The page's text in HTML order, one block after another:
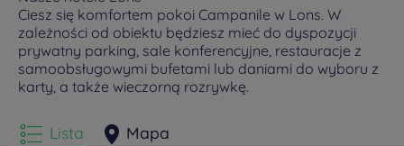
Ciesz się komfortem pokoi Campanile w Lons. W
zależności od obiektu będziesz mieć do dyspozycji
prywatny parking, sale konferencyjne, restauracje z
samoobsługowymi bufetami lub daniami do wyboru z
karty, a także wieczorną rozrywkę.
Lista Mapa